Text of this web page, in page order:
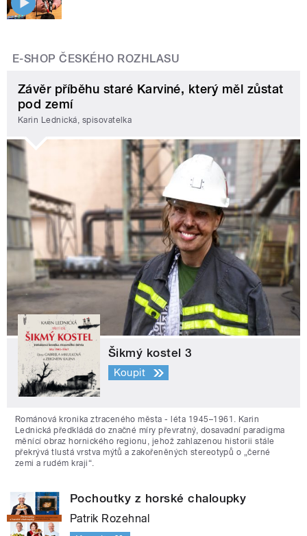
E-SHOP ČESKÉHO ROZHLASU
Závěr příběhu staré Karviné, který měl zůstat
pod zemí
Karin Lednická, spisovatelka
Šikmý kostel 3
Koupit
Románová kronika ztraceného města - léta 1945–1961. Karin
Lednická předkládá do značné míry převratný, dosavadní paradigma
měnící obraz hornického regionu, jehož zahlazenou historii stále
překrývá tlustá vrstva mýtů a zakořeněných stereotypů o „černé
zemi a rudém kraji“.
Pochoutky z horské chaloupky
Patrik Rozehnal